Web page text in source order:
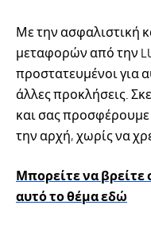
Με την ασφαλιστική
μεταφορών από την
προστατευμένοι για
άλλες προκλήσεις.
και σας
την αρχή, χωρίς να
Μπορείτε να βρείτε
αυτό το θέμα εδώ